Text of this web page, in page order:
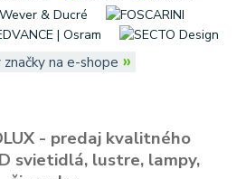
na e-shope »
- predaj kvalitného
svietidlá, lustre, lampy,